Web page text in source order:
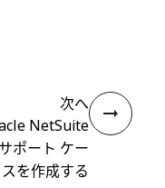
次へ
NetSuite
ポート ケー
スを作成する